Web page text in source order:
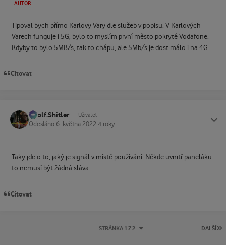
AUTOR
Tipoval bych přímo Karlovy Varydle služeb v popisu. V Karlových
Varech funguje i 5G, bylo to myslím první město pokryté Vodafone.
Kdyby to bylo 5MB/s, tak to chápu, ale 5Mb/s je dost málo i na 4G.
Citovat
Adolf.Shitler Uživatel
Odesláno 6. května 2022 4 roky
Taky jde o to, jaký je signál v místě používání. Někde uvnitř paneláku
to nemusí být žádná sláva.
Citovat
DALŠÍ
STRÁNKA 1 Z 2